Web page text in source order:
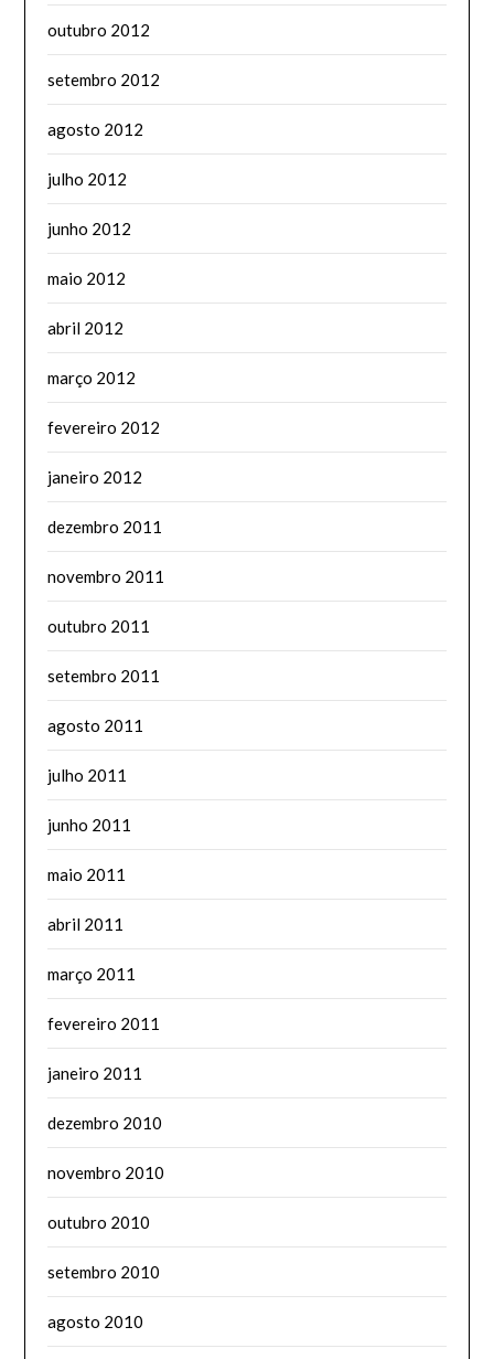
outubro 2012
setembro 2012
agosto 2012
julho 2012
junho 2012
maio 2012
abril 2012
março 2012
fevereiro 2012
janeiro 2012
dezembro 2011
novembro 2011
outubro 2011
setembro 2011
agosto 2011
julho 2011
junho 2011
maio 2011
abril 2011
março 2011
fevereiro 2011
janeiro 2011
dezembro 2010
novembro 2010
outubro 2010
setembro 2010
agosto 2010